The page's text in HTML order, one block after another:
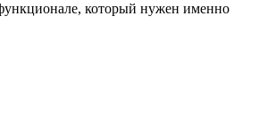
который нужен именно